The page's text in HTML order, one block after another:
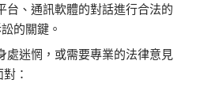
台、通訊軟體的對話進行合法的
的關鍵。
處迷惘，或需要專業的法律意見
：